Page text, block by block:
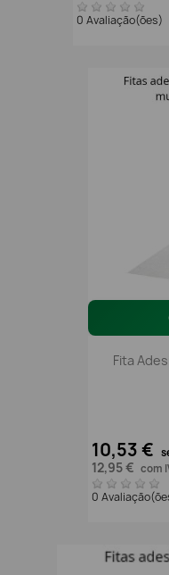
0 Avaliação(ões)
Fita
10,53 €
12,95 € com
0